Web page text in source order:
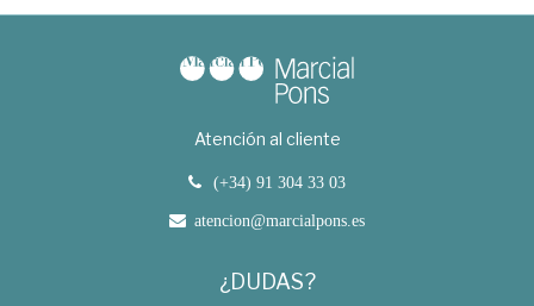
Atención al cliente
(+34) 91 304 33 03
atencion@marcialpons.es
¿DUDAS?